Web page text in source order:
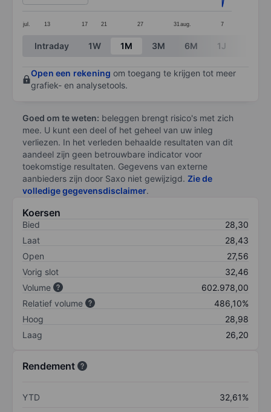
jul. 13 17 21 27 31 aug. 7
End of interactive chart.
Intraday 1W 1M 3M 6M 1J
Open een rekening om toegang te krijgen tot meer
grafiek- en analysetools.
Goed om te weten: beleggen brengt risico's met zich
mee. U kunt een deel of het geheel van uw inleg
verliezen. In het verleden behaalde resultaten van dit
aandeel zijn geen betrouwbare indicator voor
toekomstige resultaten. Gegevens van externe
aanbieders zijn door Saxo niet gewijzigd. Zie de
volledige gegevensdisclaimer.
Koersen
Bied
28,30
Laat
28,43
Open
27,56
Vorig slot
32,46
Volume
602.978,00
Relatief volume
486,10%
Hoog
28,98
Laag
26,20
Rendement
YTD
32,61%